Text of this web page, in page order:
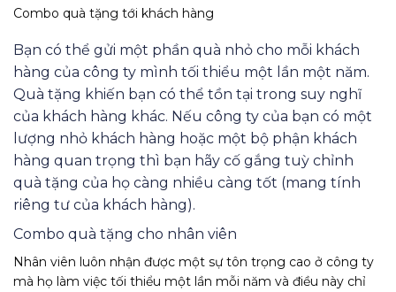
Combo quà tặng tới khách hàng
Bạn có thể gửi một phần quà nhỏ cho mỗi khách
hàng của công ty mình tối thiểu một lần một năm.
Quà tặng khiến bạn có thể tồn tại trong suy nghĩ
của khách hàng khác. Nếu công ty của bạn có một
lượng nhỏ khách hàng hoặc một bộ phận khách
hàng quan trọng thì bạn hãy cố gắng tuỳ chỉnh
quà tặng của họ càng nhiều càng tốt (mang tính
riêng tư của khách hàng).
Combo quà tặng cho nhân viên
Nhân viên luôn nhận được một sự tôn trọng cao ở công ty
mà họ làm việc tối thiểu một lần mỗi năm và điều này chỉ